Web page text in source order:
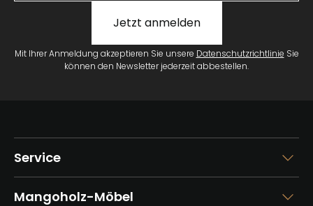
Jetzt anmelden
Mit Ihrer Anmeldung akzeptieren Sie unsere Datenschutzrichtlinie Sie
können den Newsletter jederzeit abbestellen.
Service
Mangoholz-Möbel